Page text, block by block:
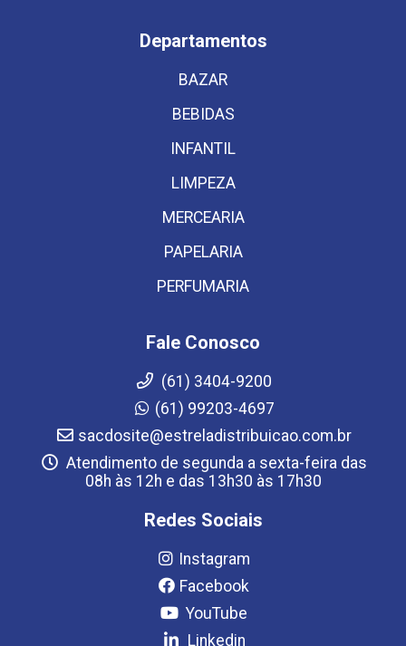
Departamentos
BAZAR
BEBIDAS
INFANTIL
LIMPEZA
MERCEARIA
PAPELARIA
PERFUMARIA
Fale Conosco
(61) 3404-9200
(61) 99203-4697
sacdosite@estreladistribuicao.com.br
Atendimento de segunda a sexta-feira das
08h às 12h e das 13h30 às 17h30
Redes Sociais
Instagram
Facebook
YouTube
Linkedin